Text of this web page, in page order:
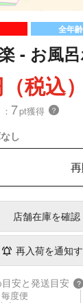
全年齢
- お風
税込）
7pt獲得 ？
し
店舗在庫を確認
再入荷を通知
安と発送目安 ?
毎度便